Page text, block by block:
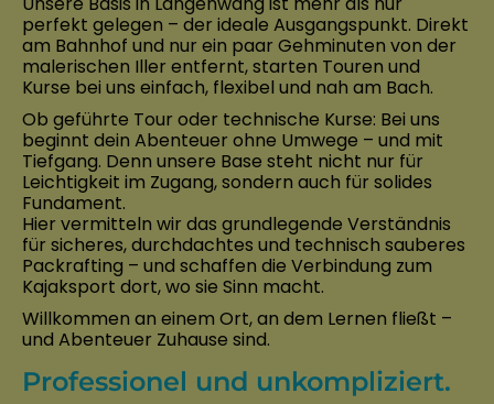
perfekt gelegen – der ideale Ausgangspunkt. Direkt
am Bahnhof und nur ein paar Gehminuten von der
malerischen Iller entfernt, starten Touren und
Kurse bei uns einfach, flexibel und nah am Bach.
Ob geführte Tour oder technische Kurse: Bei uns
beginnt dein Abenteuer ohne Umwege – und mit
Tiefgang. Denn unsere Base steht nicht nur für
Leichtigkeit im Zugang, sondern auch für solides
Fundament.
Hier vermitteln wir das grundlegende Verständnis
für sicheres, durchdachtes und technisch sauberes
Packrafting – und schaffen die Verbindung zum
Kajaksport dort, wo sie Sinn macht.
Willkommen an einem Ort, an dem Lernen fließt –
und Abenteuer Zuhause sind.
Professionel und unkompliziert.